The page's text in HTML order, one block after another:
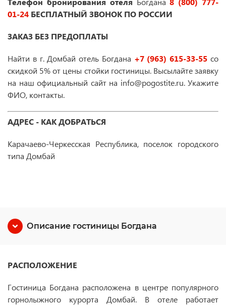
01-24 БЕСПЛАТНЫЙ ЗВОНОК ПО РОССИИ
ЗАКАЗ БЕЗ ПРЕДОПЛАТЫ
Найти в г. Домбай отель Богдана +7 (963) 615-33-55 со
скидкой 5% от цены стойки гостиницы. Высылайте заявку
на наш официальный сайт на info@pogostite.ru. Укажите
ФИО, контакты.
АДРЕС - КАК ДОБРАТЬСЯ
Карачаево-Черкесская Республика, поселок городского
типа Домбай
Описание гостиницы Богдана
РАСПОЛОЖЕНИЕ
Гостиница Богдана расположена в центре популярного
горнолыжного курорта Домбай. В отеле работает